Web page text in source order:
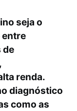
seja o
entre
de
renda.
diagnóstico
como as